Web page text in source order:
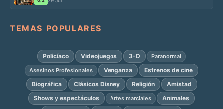
TEMAS POPULARES
Policíaco Videojuegos 3-D
Paranormal
Asesinos Profesionales
Venganza
Estrenos de cine
Biográfica
Clásicos Disney Religión
Amistad
Shows y espectáculos
Artes marciales
Animales